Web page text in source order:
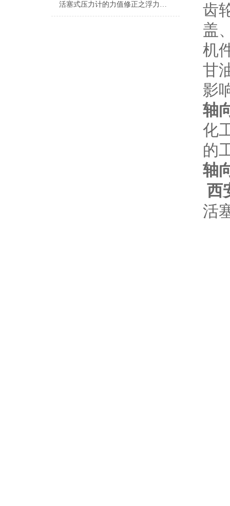
活塞式压力计的力值修正之浮力影响
齿
盖
机
甘
影
轴
化
的
轴
西
活